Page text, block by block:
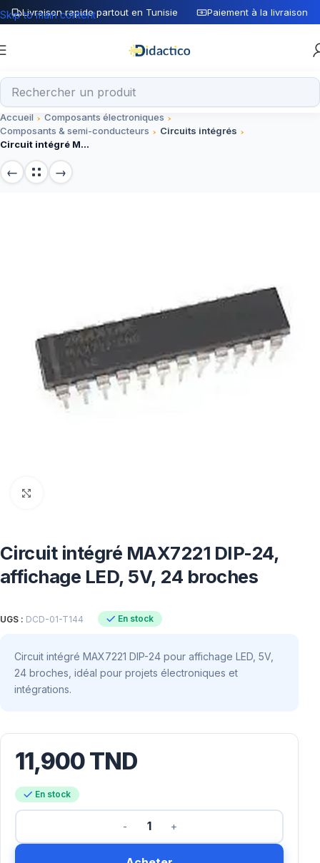
Livraison rapide partout en Tunisie Paiement à la livraison
Skip to main content
Accueil
Composants électroniques
Composants & semi-conducteurs
Circuits intégrés
Circuit intégré MAX7221 DIP-24, affichage LED, 5V, 24 broches
Circuit intégré MAX7221 DIP-24,
affichage LED, 5V, 24 broches
UGS : DCD-01-T144 En stock
Circuit intégré MAX7221 DIP-24 pour affichage LED, 5V,
24 broches, idéal pour projets électroniques et
intégrations.
11,900TND
En stock